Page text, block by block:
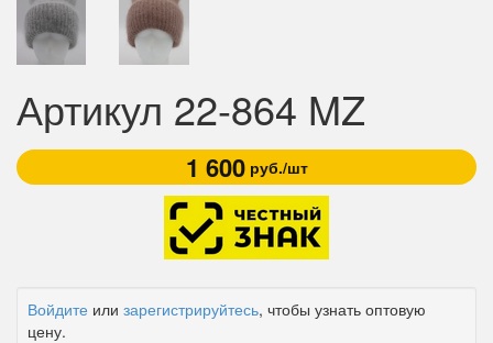
Артикул 22-864 MZ
1 600руб./шт
Войдите или зарегистрируйтесь, чтобы узнать оптовую
цену.